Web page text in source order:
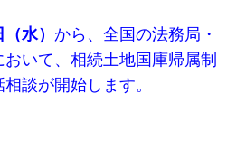
水） から、全国の法務局・
いて、相続土地国庫帰属制
談が開始します。